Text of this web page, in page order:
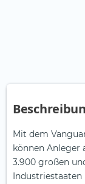
Mit dem
können Anleger
3.900 großen
Industriestaaten